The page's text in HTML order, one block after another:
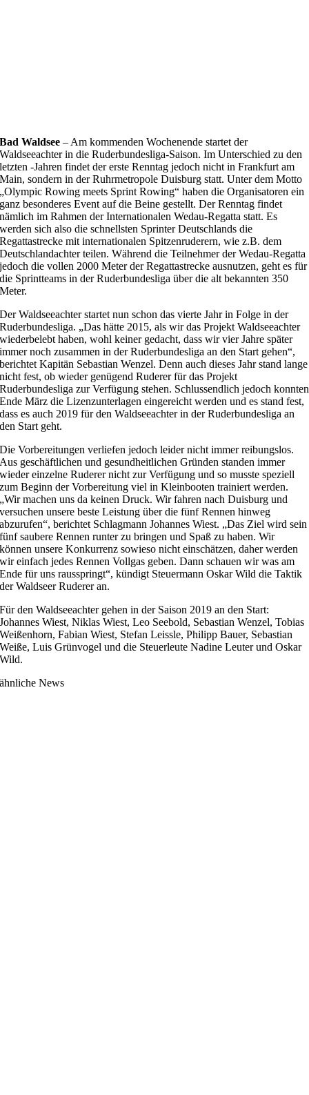
Bad Waldsee – Am kommenden Wochenende startet der
Waldseeachter in die Ruderbundesliga-Saison. Im Unterschied zu den
letzten -Jahren findet der erste Renntag jedoch nicht in Frankfurt am
Main, sondern in der Ruhrmetropole Duisburg statt. Unter dem Motto
„Olympic Rowing meets Sprint Rowing“ haben die Organisatoren ein
ganz besonderes Event auf die Beine gestellt. Der Renntag findet
nämlich im Rahmen der Internationalen Wedau-Regatta statt. Es
werden sich also die schnellsten Sprinter Deutschlands die
Regattastrecke mit internationalen Spitzenruderern, wie z.B. dem
Deutschlandachter teilen. Während die Teilnehmer der Wedau-Regatta
jedoch die vollen 2000 Meter der Regattastrecke ausnutzen, geht es für
die Sprintteams in der Ruderbundesliga über die alt bekannten 350
Meter.
Der Waldseeachter startet nun schon das vierte Jahr in Folge in der
Ruderbundesliga. „Das hätte 2015, als wir das Projekt Waldseeachter
wiederbelebt haben, wohl keiner gedacht, dass wir vier Jahre später
immer noch zusammen in der Ruderbundesliga an den Start gehen“,
berichtet Kapitän Sebastian Wenzel. Denn auch dieses Jahr stand lange
nicht fest, ob wieder genügend Ruderer für das Projekt
Ruderbundesliga zur Verfügung stehen. Schlussendlich jedoch konnten
Ende März die Lizenzunterlagen eingereicht werden und es stand fest,
dass es auch 2019 für den Waldseeachter in der Ruderbundesliga an
den Start geht.
Die Vorbereitungen verliefen jedoch leider nicht immer reibungslos.
Aus geschäftlichen und gesundheitlichen Gründen standen immer
wieder einzelne Ruderer nicht zur Verfügung und so musste speziell
zum Beginn der Vorbereitung viel in Kleinbooten trainiert werden.
„Wir machen uns da keinen Druck. Wir fahren nach Duisburg und
versuchen unsere beste Leistung über die fünf Rennen hinweg
abzurufen“, berichtet Schlagmann Johannes Wiest. „Das Ziel wird sein
fünf saubere Rennen runter zu bringen und Spaß zu haben. Wir
können unsere Konkurrenz sowieso nicht einschätzen, daher werden
wir einfach jedes Rennen Vollgas geben. Dann schauen wir was am
Ende für uns rausspringt“, kündigt Steuermann Oskar Wild die Taktik
der Waldseer Ruderer an.
Für den Waldseeachter gehen in der Saison 2019 an den Start:
Johannes Wiest, Niklas Wiest, Leo Seebold, Sebastian Wenzel, Tobias
Weißenhorn, Fabian Wiest, Stefan Leissle, Philipp Bauer, Sebastian
Weiße, Luis Grünvogel und die Steuerleute Nadine Leuter und Oskar
Wild.
ähnliche News